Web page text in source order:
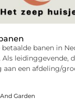
banen in
Als leidinggevende,
aan een afdeling/
Garden